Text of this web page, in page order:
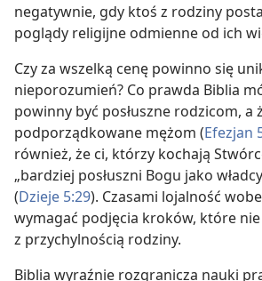
negatywnie, gdy ktoś z rodziny
poglądy religijne odmienne od ich
Czy za wszelką cenę powinno się
nieporozumień? Co prawda Biblia
powinny być posłuszne rodzicom, a
podporządkowane mężom (Efezjan
również, że ci, którzy kochają
„bardziej posłuszni Bogu jako
(Dzieje 5:29). Czasami lojalność
wymagać podjęcia kroków, które
z przychylnością rodziny.
Biblia wyraźnie rozgranicza nauki